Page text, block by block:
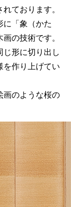
ております。
に「象（かた
の技術です。
じ形に切り出し
を作り上げてい
画のような桜の